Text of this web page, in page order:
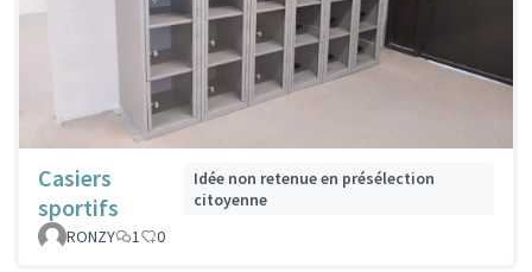
Casiers
sportifs
Idée non retenue en présélection
citoyenne
RONZY
1 0